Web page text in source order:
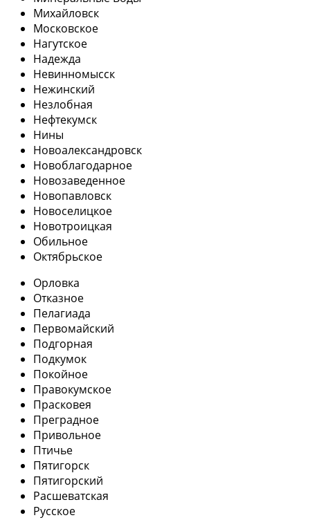
Михайловск
Московское
Нагутское
Надежда
Невинномысск
Нежинский
Незлобная
Нефтекумск
Нины
Новоалександровск
Новоблагодарное
Новозаведенное
Новопавловск
Новоселицкое
Новотроицкая
Обильное
Октябрьское
Орловка
Отказное
Пелагиада
Первомайский
Подгорная
Подкумок
Покойное
Правокумское
Прасковея
Преградное
Привольное
Птичье
Пятигорск
Пятигорский
Расшеватская
Русское